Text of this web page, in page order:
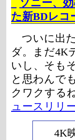
ソニー、
た新BDレコ
ついに出
ダ。まだ4K
いし、そも
と思わんで
クワクする
ュースリリ
4K